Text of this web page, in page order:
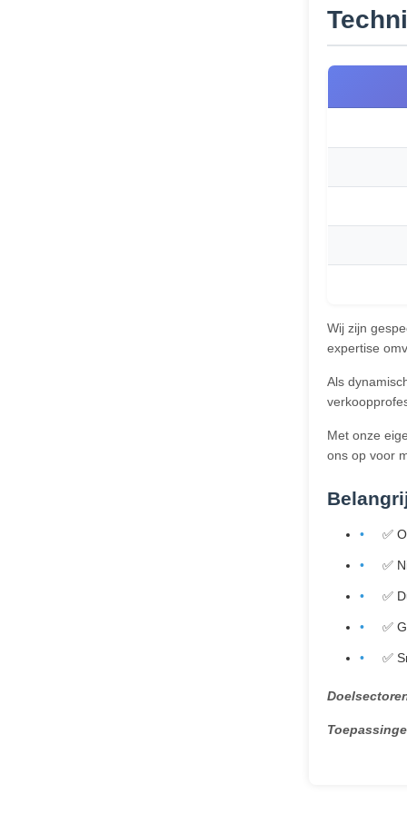
Wij zijn
expertise
Als
Met onze
ons op voor
✅
✅
✅
✅
✅